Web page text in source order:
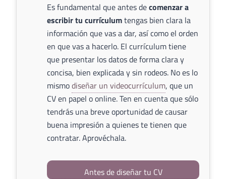
Es fundamental que antes decomenzar a
escribir tu currículumtengas bien clara la
información que vas a dar, así como el orden
en que vas a hacerlo. El currículum tiene
que presentar los datos de forma clara y
concisa, bien explicada y sin rodeos. No es lo
mismodiseñar un videocurrículum, que un
CV en papel o online. Ten en cuenta que sólo
tendrás una breve oportunidad de causar
buena impresión a quienes te tienen que
contratar. Aprovéchala.
Antes de diseñar tu CV